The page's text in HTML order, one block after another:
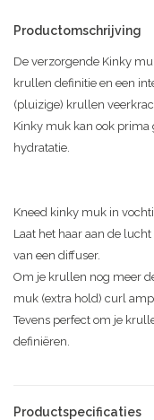
Productomschrijving
De verzorgende Kinky
krullen definitie en een
(pluizige) krullen
Kinky muk kan ook prima
hydratatie.
Kneed kinky muk in
Laat het haar aan de
van een diffuser.
Om je krullen nog meer
muk (extra hold) curl
Tevens perfect om je
definiëren.
Productspecificaties